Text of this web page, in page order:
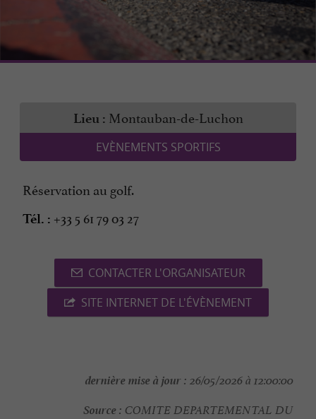
Lieu : Montauban-de-Luchon
EVÈNEMENTS SPORTIFS
Réservation au golf.
Tél. : +33 5 61 79 03 27
CONTACTER L'ORGANISATEUR
SITE INTERNET DE L'ÉVÈNEMENT
dernière mise à jour : 26/05/2026 à 12:00:00
Source : COMITE DEPARTEMENTAL DU